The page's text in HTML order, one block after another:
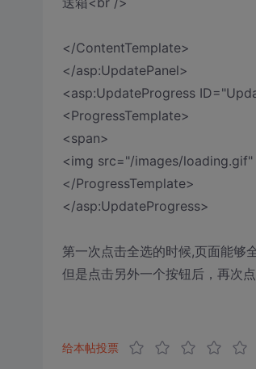
</ContentTemplate>
</asp:UpdatePanel>
<asp:UpdateProgress
<ProgressTemplate>
<span>
<img src="/images/loading.gif"
</ProgressTemplate>
</asp:UpdateProgress>
第一次点击全选的时候,页面能够
但是点击另外一个按钮后，再次
给本帖投票